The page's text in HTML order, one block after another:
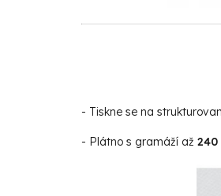
- Tiskne se na
- Plátno s gramáží až